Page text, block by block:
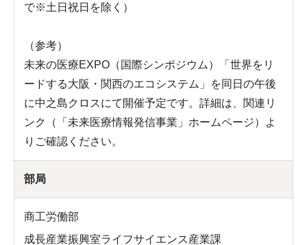
で※土日祝日を除く）
（参考）
未来の医療EXPO（国際シンポジウム）「世界をリ
ードする大阪・関西のエコシステム」を同日の午後
に中之島クロスにて開催予定です。詳細は、関連リ
ンク（「未来医療情報発信事業」ホームページ）よ
りご確認ください。
部局
商工労働部
成長産業振興室ライフサイエンス産業課